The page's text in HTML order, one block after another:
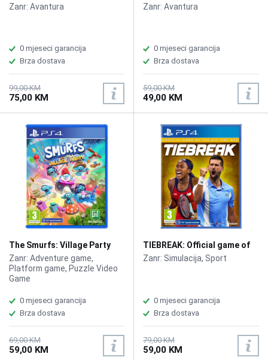
of the Green Stone /PS4
Zanr: Avantura
0 mjeseci garancija
Brza dostava
99,00 KM
75,00 KM
/PS4
Zanr: Avantura
0 mjeseci garancija
Brza dostava
59,00 KM
49,00 KM
The Smurfs: Village Party
/PS4
Zanr: Adventure game,
Platform game, Puzzle Video
Game
0 mjeseci garancija
Brza dostava
69,00 KM
59,00 KM
TIEBREAK: Official game of
the ATP and WTA /PS4
Zanr: Simulacija, Sport
0 mjeseci garancija
Brza dostava
79,00 KM
59,00 KM